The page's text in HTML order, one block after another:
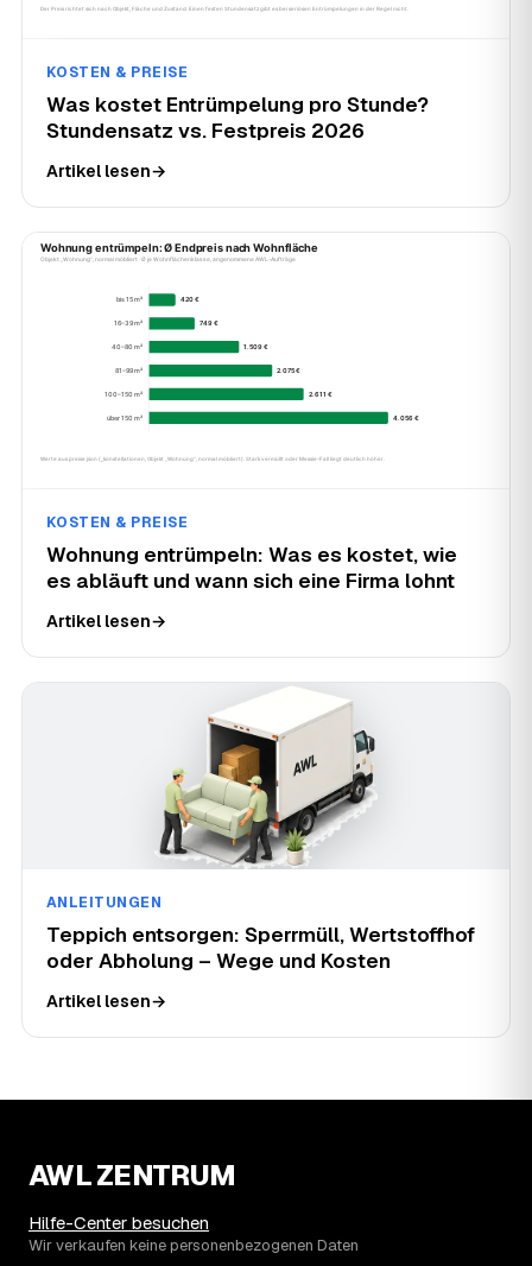
KOSTEN & PREISE
Was kostet Entrümpelung pro Stunde?
Stundensatz vs. Festpreis 2026
Artikel lesen→
KOSTEN & PREISE
Wohnung entrümpeln: Was es kostet, wie
es abläuft und wann sich eine Firma lohnt
Artikel lesen→
ANLEITUNGEN
Teppich entsorgen: Sperrmüll, Wertstoffhof
oder Abholung – Wege und Kosten
Artikel lesen→
AWL ZENTRUM
Hilfe-Center besuchen
Wir verkaufen keine personenbezogenen Daten